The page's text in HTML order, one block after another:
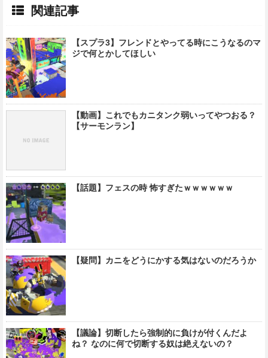
関連記事
【スプラ3】フレンドとやってる時にこうなるのマ
ジで何とかしてほしい
【動画】これでもカニタンク弱いってやつおる？
【サーモンラン】
【話題】フェスの時 怖すぎたｗｗｗｗｗｗ
【疑問】カニをどうにかする気はないのだろうか
【議論】切断したら強制的に負けが付くんだよ
ね？ なのに何で切断する奴は絶えないの？